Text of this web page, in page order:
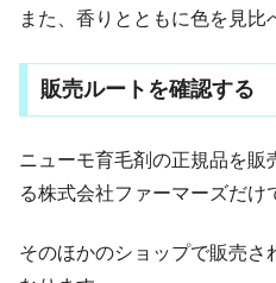
また、香りとともに色を見比
販売ルートを確認する
ニューモ育毛剤の正規品を販
る株式会社ファーマーズだけ
そのほかのショップで販売さ